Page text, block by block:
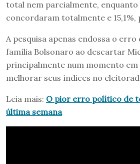
total nem parcialmente, enquanto
concordaram totalmente e 15,1%,
A pesquisa apenas endossa o
família Bolsonaro ao descartar
principalmente num momento em
melhorar seus índices no
Leia mais: O pior erro político de
última semana